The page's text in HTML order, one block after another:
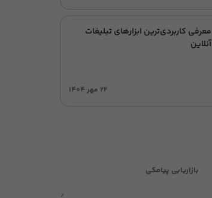
معرفی کاربردی‌ترین ابزارهای تبلیغات
آنلاین
۲۲ مهر ۱۴۰۴
بازاریابی پیامکی